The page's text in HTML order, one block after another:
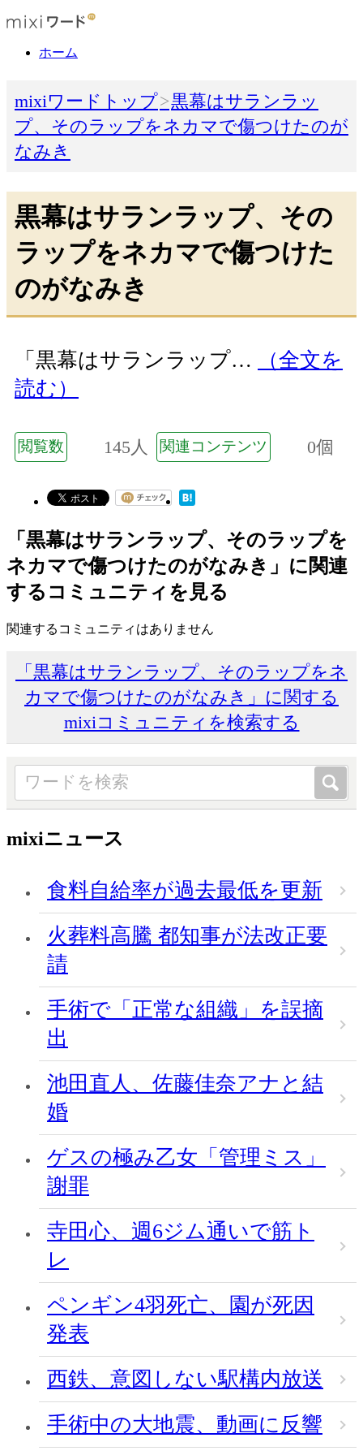
ホーム
mixiワードトップ
黒幕はサランラッ
プ、そのラップをネカマで傷つけたのが
なみき
黒幕はサランラップ、その
ラップをネカマで傷つけた
のがなみき
「黒幕はサランラップ…
（全文を
読む）
閲覧数 145人 関連コンテンツ 0個
「黒幕はサランラップ、そのラップを
ネカマで傷つけたのがなみき」に関連
するコミュニティを見る
関連するコミュニティはありません
「黒幕はサランラップ、そのラップをネ
カマで傷つけたのがなみき」に関する
mixiコミュニティを検索する
mixiニュース
食料自給率が過去最低を更新
火葬料高騰 都知事が法改正要
請
手術で「正常な組織」を誤摘
出
池田直人、佐藤佳奈アナと結
婚
ゲスの極み乙女「管理ミス」
謝罪
寺田心、週6ジム通いで筋ト
レ
ペンギン4羽死亡、園が死因
発表
西鉄、意図しない駅構内放送
手術中の大地震、動画に反響